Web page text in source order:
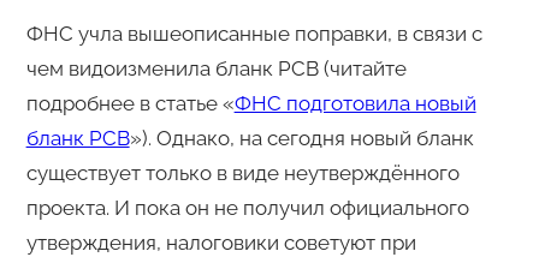
ФНС учла вышеописанные поправки, в связи с
чем видоизменила бланк РСВ (читайте
подробнее в статье «ФНС подготовила новый
бланк РСВ»). Однако, на сегодня новый бланк
существует только в виде неутверждённого
проекта. И пока он не получил официального
утверждения, налоговики советуют при